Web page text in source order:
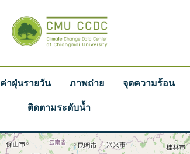
ค่าฝุ่นรายวัน ภาพถ่าย จุดความร้อน
ติดตามระดับน้ำ